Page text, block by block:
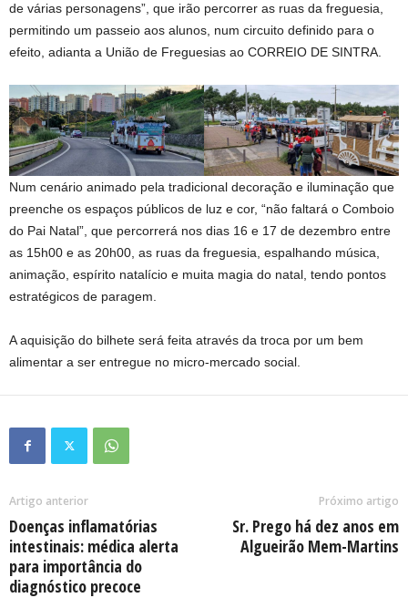
de várias personagens”, que irão percorrer as ruas da freguesia,
permitindo um passeio aos alunos, num circuito definido para o
efeito, adianta a União de Freguesias ao CORREIO DE SINTRA.
Num cenário animado pela tradicional decoração e iluminação que
preenche os espaços públicos de luz e cor, “não faltará o Comboio
do Pai Natal”, que percorrerá nos dias 16 e 17 de dezembro entre
as 15h00 e as 20h00, as ruas da freguesia, espalhando música,
animação, espírito natalício e muita magia do natal, tendo pontos
estratégicos de paragem.
A aquisição do bilhete será feita através da troca por um bem
alimentar a ser entregue no micro-mercado social.
Artigo anterior
Doenças inflamatórias
intestinais: médica alerta
para importância do
diagnóstico precoce
Próximo artigo
Sr. Prego há dez anos em
Algueirão Mem-Martins